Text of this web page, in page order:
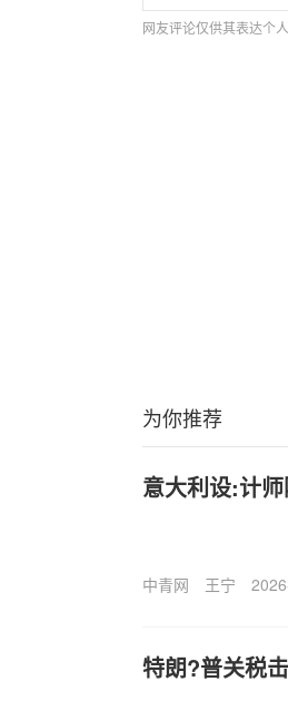
网友评论仅供其表达个
为你推荐
意大利设:计
中青网 王宁
特朗?普关税